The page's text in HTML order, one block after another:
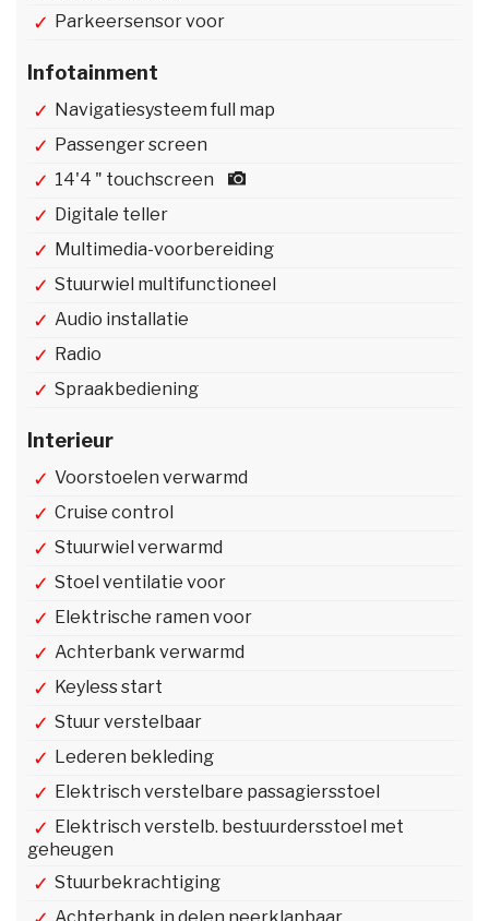
Parkeersensor voor
Infotainment
Navigatiesysteem full map
Passenger screen
14'4 " touchscreen
Digitale teller
Multimedia-voorbereiding
Stuurwiel multifunctioneel
Audio installatie
Radio
Spraakbediening
Interieur
Voorstoelen verwarmd
Cruise control
Stuurwiel verwarmd
Stoel ventilatie voor
Elektrische ramen voor
Achterbank verwarmd
Keyless start
Stuur verstelbaar
Lederen bekleding
Elektrisch verstelbare passagiersstoel
Elektrisch verstelb. bestuurdersstoel met
geheugen
Stuurbekrachtiging
Achterbank in delen neerklapbaar